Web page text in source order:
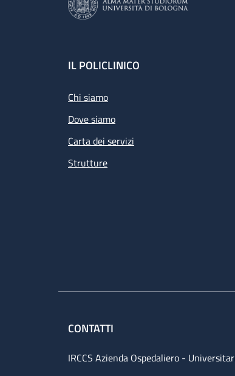
Footer
IL POLICLINICO
Chi siamo
Dove siamo
Carta dei servizi
Strutture
CONTATTI
IRCCS Azienda Ospedaliero -